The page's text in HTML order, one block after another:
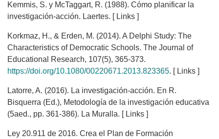
Kemmis, S. y McTaggart, R. (1988). Cómo planificar la
investigación-acción. Laertes. [ Links ]
Korkmaz, H., & Erden, M. (2014). A Delphi Study: The
Characteristics of Democratic Schools. The Journal of
Educational Research, 107(5), 365-373.
https://doi.org/10.1080/00220671.2013.823365. [ Links ]
Latorre, A. (2016). La investigación-acción. En R.
Bisquerra (Ed.), Metodología de la investigación educativa
(5aed., pp. 361-386). La Muralla. [ Links ]
Ley 20.911 de 2016. Crea el Plan de Formación